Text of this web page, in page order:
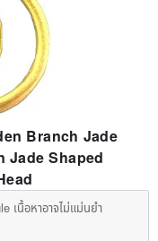
Branch Jade
Jade Shaped
เนื้อหาอาจไม่แม่นยำ